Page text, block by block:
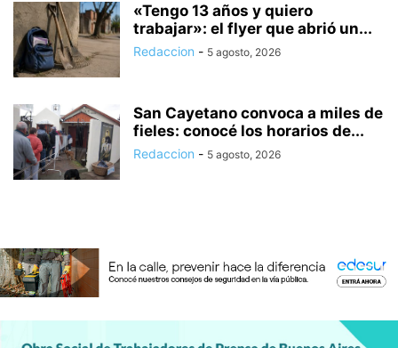
«Tengo 13 años y quiero
trabajar»: el flyer que abrió un...
Redaccion - 5 agosto, 2026
San Cayetano convoca a miles de
fieles: conocé los horarios de...
Redaccion - 5 agosto, 2026